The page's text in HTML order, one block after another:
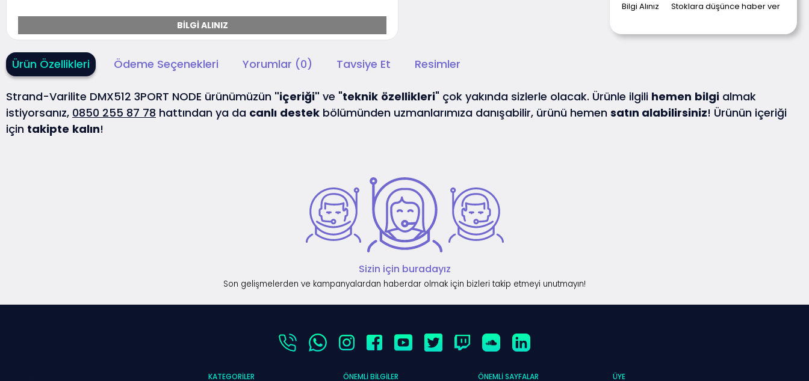
BILGI ALINIZ
Bilgi Alınız Stoklara düşünce haber ver
Ürün Özellikleri Ödeme Seçenekleri Yorumlar (0) Tavsiye Et Resimler
Strand-Varilite DMX512 3PORT NODE ürünümüzün "içeriği" ve "teknik özellikleri" çok yakında sizlerle olacak. Ürünle ilgili hemen bilgi almak
istiyorsanız, 0850 255 87 78 hattından ya da canlı destek bölümünden uzmanlarımıza danışabilir, ürünü hemen satın alabilirsiniz! Ürünün içeriği
için takipte kalın!
Sizin için buradayız
Son gelişmelerden ve kampanyalardan haberdar olmak için bizleri takip etmeyi unutmayın!
KATEGORILER ÖNEMLI BILGILER ÖNEMLI SAYFALAR ÜYE